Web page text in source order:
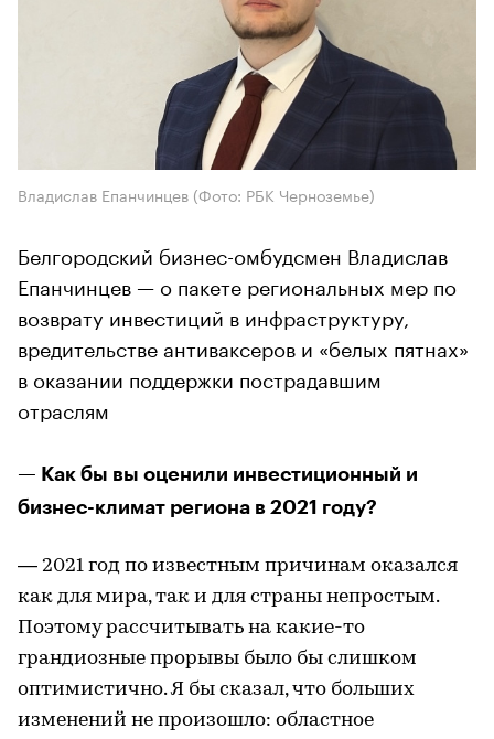
Владислав Епанчинцев (Фото: РБК Черноземье)
Белгородский бизнес-омбудсмен Владислав
Епанчинцев — о пакете региональных мер по
возврату инвестиций в инфраструктуру,
вредительстве антиваксеров и «белых пятнах»
в оказании поддержки пострадавшим
отраслям
— Как бы вы оценили инвестиционный и
бизнес-климат региона в 2021 году?
— 2021 год по известным причинам оказался
как для мира, так и для страны непростым.
Поэтому рассчитывать на какие-то
грандиозные прорывы было бы слишком
оптимистично. Я бы сказал, что больших
изменений не произошло: областное